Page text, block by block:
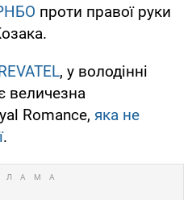
проти правої руки
, у володінні
величезна
Romance, яка не
.